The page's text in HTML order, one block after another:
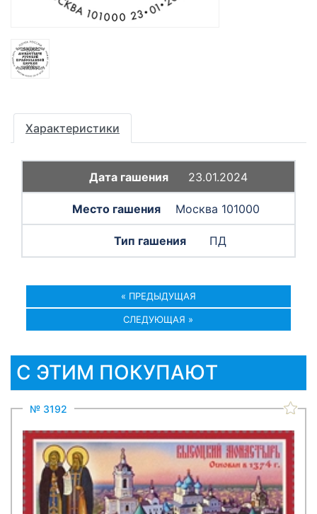
Характеристики
23.01.2024
Москва 101000
ПД
« ПРЕДЫДУЩАЯ
СЛЕДУЮЩАЯ »
С ЭТИМ ПОКУПАЮТ
№ 3192